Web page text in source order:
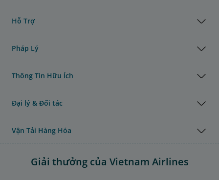
Hỗ Trợ
Pháp Lý
Thông Tin Hữu Ích
Đại lý & Đối tác
Vận Tải Hàng Hóa
Giải thưởng của Vietnam Airlines